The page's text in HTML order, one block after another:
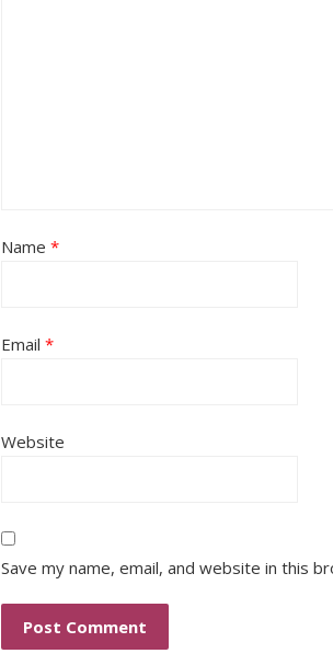
Name *
Email *
Website
Save my name, email, and website in this